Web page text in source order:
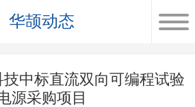
华颉动态
中标直流双向可编程试验
源采购项目